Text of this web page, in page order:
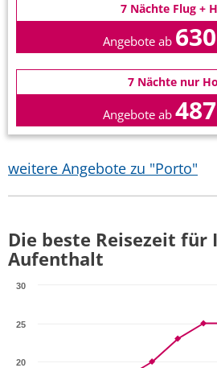
7 Nächte Flug +
Angebote ab
7 Nächte nur
Angebote ab
weitere Angebote zu "Porto"
Die beste Reisezeit für
Aufenthalt
20
25
30